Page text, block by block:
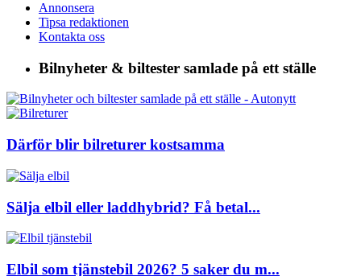
Annonsera
Tipsa redaktionen
Kontakta oss
Bilnyheter & biltester samlade på ett ställe
Därför blir bilreturer kostsamma
Sälja elbil eller laddhybrid? Få betal...
Elbil som tjänstebil 2026? 5 saker du m...